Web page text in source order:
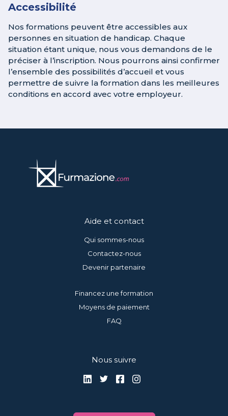
Accessibilité
Nos formations peuvent être accessibles aux
personnes en situation de handicap. Chaque
situation étant unique, nous vous demandons de le
préciser à l’inscription. Nous pourrons ainsi confirmer
l’ensemble des possibilités d’accueil et vous
permettre de suivre la formation dans les meilleures
conditions en accord avec votre employeur.
Aide et contact
Qui sommes-nous
Contactez-nous
Devenir partenaire
Financez une formation
Moyens de paiement
FAQ
Nous suivre